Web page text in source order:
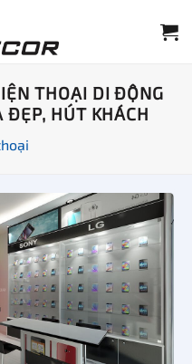
THOẠI DI ĐỘNG
HÚT KHÁCH